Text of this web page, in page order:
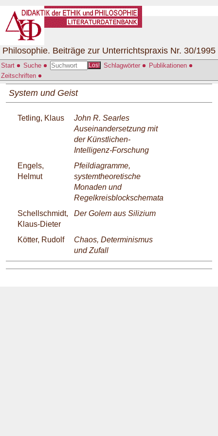
Start Suche Los! Schlagwörter
Publikationen
Zeitschriften
Philosophie. Beiträge zur Unterrichtspraxis Nr. 30/1995
System und Geist
Tetling, Klaus
John R. Searles
Auseinandersetzung mit
der Künstlichen-
Intelligenz-Forschung
Engels,
Helmut
Pfeildiagramme,
systemtheoretische
Monaden und
Regelkreisblockschemata
Schellschmidt,
Klaus-Dieter
Der Golem aus Silizium
Kötter, Rudolf
Chaos, Determinismus
und Zufall